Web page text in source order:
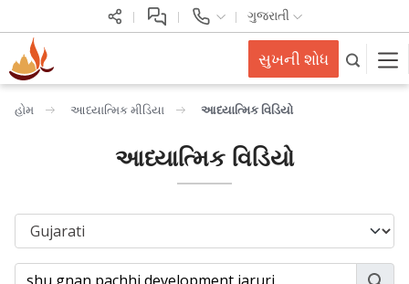
ગુજરાતી
સુખની શોધ
હોમ આધ્યાત્મિક મીડિયા આધ્યાત્મિક વિડિયો
આધ્યાત્મિક વિડિયો